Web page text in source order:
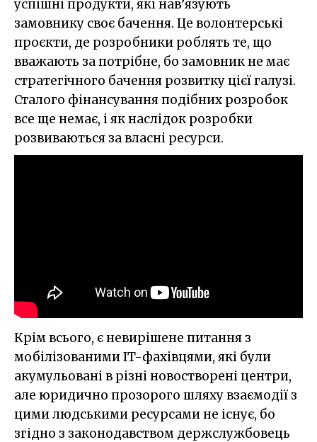
успішні продукти, які нав’язують
замовнику своє бачення. Це волонтерські
проєкти, де розробники роблять те, що
вважають за потрібне, бо замовник не має
стратегічного бачення розвитку цієї галузі.
Сталого фінансування подібних розробок
все ще немає, і як наслідок розробки
розвиваються за власні ресурси.
Крім всього, є невирішене питання з
мобілізованими IT-фахівцями, які були
акумульовані в різні новостворені центри,
але юридично прозорого шляху взаємодії з
цими людськими ресурсами не існує, бо
згідно з законодавством держслужбовець